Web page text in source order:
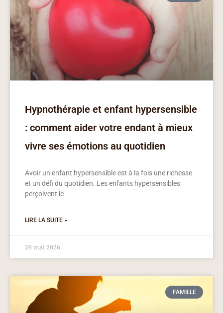
Hypnothérapie et enfant hypersensible
: comment aider votre endant à mieux
vivre ses émotions au quotidien
Avoir un enfant hypersensible est à la fois une richesse
et un défi du quotidien. Les enfants hypersensibles
perçoivent le
LIRE LA SUITE »
29 mai 2026
FAMILLE